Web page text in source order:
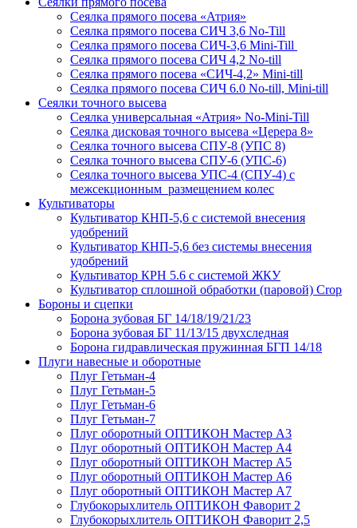
Сеялка прямого посева «Атрия»
Сеялка прямого посева СИЧ 3,6 No-Till
Сеялка прямого посева СИЧ-3,6 Mini-Till
Сеялка прямого посева СИЧ 4,2 No-till
Сеялка прямого посева «СИЧ-4,2» Mini-till
Сеялка прямого посева СИЧ 6.0 No-till, Mini-till
Сеялки точного высева
Сеялка универсальная «Атрия» No-Mini-Till
Сеялка дисковая точного высева «Церера 8»
Сеялка точного высева СПУ-8 (УПС 8)
Сеялка точного высева СПУ-6 (УПС-6)
Сеялка точного высева УПС-4 (СПУ-4) с
межсекционным размещением колес
Культиваторы
Культиватор КНП-5,6 с системой внесения
удобрений
Культиватор КНП-5,6 без системы внесения
удобрений
Культиватор КРН 5.6 с системой ЖКУ
Культиватор сплошной обработки (паровой) Crop
Бороны и сцепки
Борона зубовая БГ 14/18/19/21/23
Борона зубовая БГ 11/13/15 двухследная
Борона гидравлическая пружинная БГП 14/18
Плуги навесные и оборотные
Плуг Гетьман-4
Плуг Гетьман-5
Плуг Гетьман-6
Плуг Гетьман-7
Плуг оборотный ОПТИКОН Мастер А3
Плуг оборотный ОПТИКОН Мастер А4
Плуг оборотный ОПТИКОН Мастер А5
Плуг оборотный ОПТИКОН Мастер А6
Плуг оборотный ОПТИКОН Мастер А7
Глубокорыхлитель ОПТИКОН Фаворит 2
Глубокорыхлитель ОПТИКОН Фаворит 2,5